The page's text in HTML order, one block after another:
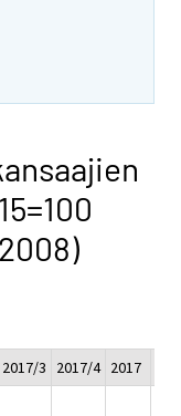
2017/3 2017/4 2017